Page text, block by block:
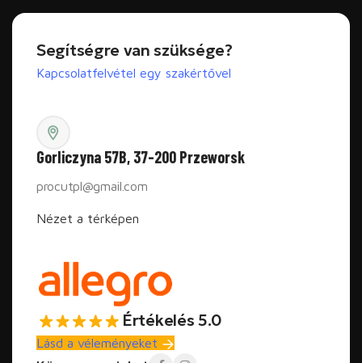
Segítségre van szüksége?
Kapcsolatfelvétel egy szakértővel
Gorliczyna 57B, 37-200 Przeworsk
procutpl@gmail.com
Nézet a térképen
Értékelés 5.0
Lásd a véleményeket